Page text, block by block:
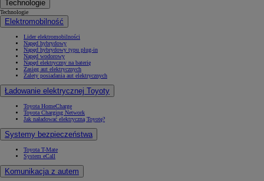
Technologie
Technologie
Elektromobilność
Lider elektromobilności
Napęd hybrydowy
Napęd hybrydowy typu plug-in
Napęd wodorowy
Napęd elektryczny na baterię
Zasięg aut elektrycznych
Zalety posiadania aut elektrycznych
Ładowanie elektrycznej Toyoty
Toyota HomeCharge
Toyota Charging Network
Jak naładować elektryczną Toyotę?
Systemy bezpieczeństwa
Toyota T-Mate
System eCall
Komunikacja z autem